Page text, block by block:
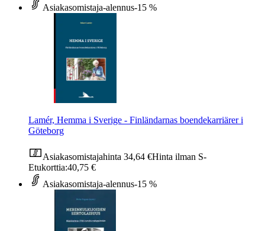
Asiakasomistaja-alennus-15 %
Lamér, Hemma i Sverige - Finländarnas boendekarriärer i
Göteborg
Asiakasomistajahinta 34,64 €Hinta ilman S-
Etukorttia:40,75 €
Asiakasomistaja-alennus-15 %